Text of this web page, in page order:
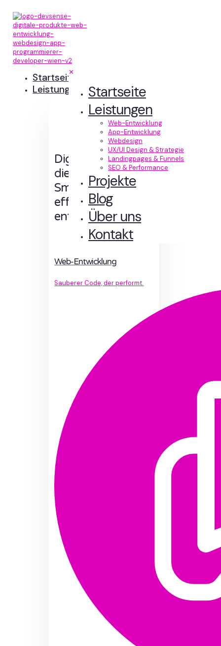
✕
Startseite
Leistungen
Web-Entwicklung
App-Entwicklung
Webdesign
UX/UI Design & Strategie
Landingpages & Funnels
SEO & Performance
Projekte
Blog
Über uns
Kontakt
Startseite
Leistungen
Digitale Erlebnisse,
die Sinn machen.
Smart designt und
effizient
entwickelt.
Web-Entwicklung
Sauberer Code, der performt.